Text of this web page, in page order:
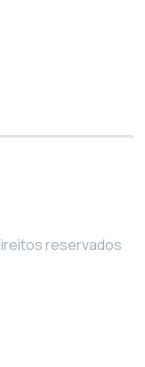
reservados